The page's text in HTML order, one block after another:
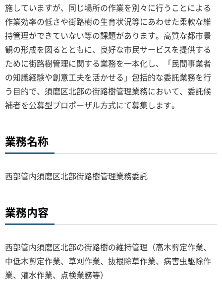
施していますが、同じ場所の作業を別々に行うことによる
作業効率の低さや街路樹の生育状況等にあわせた柔軟な維
持管理ができていない等の課題があります。高質な都市景
観の形成を図るとともに、良好な市民サービスを提供する
ために街路樹管理に関する業務を一本化し、「民間事業者
の知識経験や創意工夫を活かせる」包括的な委託業務を行
う目的で、須磨区北部の街路樹管理業務において、委託候
補者を公募型プロポーザル方式にて募集します。
業務名称
西部管内須磨区北部街路樹管理業務委託
業務内容
西部管内須磨区北部の街路樹の維持管理（高木剪定作業、
中低木剪定作業、草刈作業、抜根除草作業、病害虫駆除作
業、灌水作業、点検業務等）